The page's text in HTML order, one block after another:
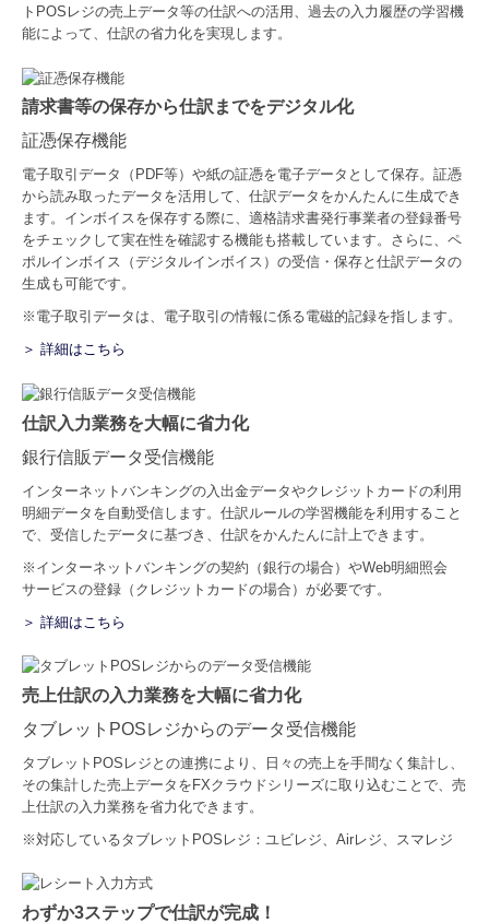
トPOSレジの売上データ等の仕訳への活用、過去の入力履歴の学習機
能によって、仕訳の省力化を実現します。
請求書等の保存から仕訳までをデジタル化
証憑保存機能
電子取引データ（PDF等）や紙の証憑を電子データとして保存。証憑
から読み取ったデータを活用して、仕訳データをかんたんに生成でき
ます。インボイスを保存する際に、適格請求書発行事業者の登録番号
をチェックして実在性を確認する機能も搭載しています。さらに、ペ
ポルインボイス（デジタルインボイス）の受信・保存と仕訳データの
生成も可能です。
※電子取引データは、電子取引の情報に係る電磁的記録を指します。
＞ 詳細はこちら
仕訳入力業務を大幅に省力化
銀行信販データ受信機能
インターネットバンキングの入出金データやクレジットカードの利用
明細データを自動受信します。仕訳ルールの学習機能を利用すること
で、受信したデータに基づき、仕訳をかんたんに計上できます。
※インターネットバンキングの契約（銀行の場合）やWeb明細照会
サービスの登録（クレジットカードの場合）が必要です。
＞ 詳細はこちら
売上仕訳の入力業務を大幅に省力化
タブレットPOSレジからのデータ受信機能
タブレットPOSレジとの連携により、日々の売上を手間なく集計し、
その集計した売上データをFXクラウドシリーズに取り込むことで、売
上仕訳の入力業務を省力化できます。
※対応しているタブレットPOSレジ：ユビレジ、Airレジ、スマレジ
わずか3ステップで仕訳が完成！